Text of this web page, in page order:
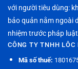
với người tiêu dùng:
bảo quản nằm ngoài
nhiệm trước pháp
CÔNG TY TNHH LÔC
Mã số thuế: